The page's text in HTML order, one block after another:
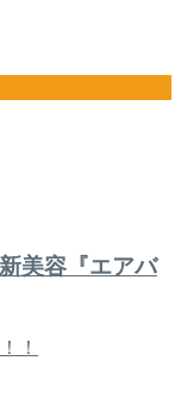
美容『エアバ